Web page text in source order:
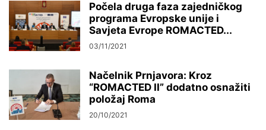
Počela druga faza zajedničkog
programa Evropske unije i
Savjeta Evrope ROMACTED...
03/11/2021
Načelnik Prnjavora: Kroz
“ROMACTED II” dodatno osnažiti
položaj Roma
20/10/2021